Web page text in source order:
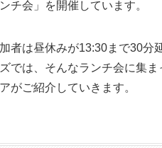
チ会」を開催しています。
者は昼休みが13:30まで30分
では、そんなランチ会に集
がご紹介していきます。